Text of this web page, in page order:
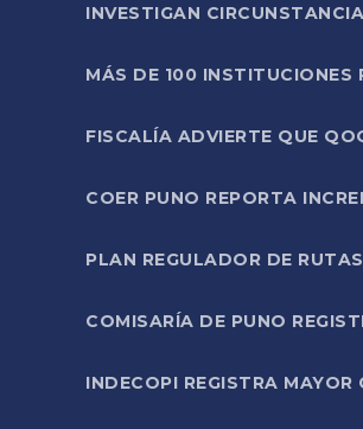
INVESTIGAN
MÁS DE 100 INSTITUCIONES
FISCALÍA ADVIERTE QUE
COER PUNO REPORTA
PLAN REGULADOR DE
COMISARÍA DE PUNO
INDECOPI REGISTRA